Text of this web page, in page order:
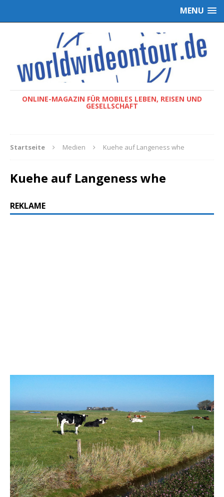
MENU
ONLINE-MAGAZIN FÜR MOBILES LEBEN, REISEN UND
GESELLSCHAFT
Startseite Medien Kuehe auf Langeness whe
Kuehe auf Langeness whe
REKLAME